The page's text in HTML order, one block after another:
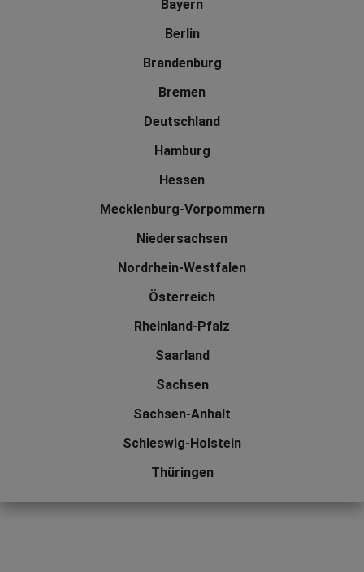
Bayern
Berlin
Brandenburg
Bremen
Deutschland
Hamburg
Hessen
Mecklenburg-Vorpommern
Niedersachsen
Nordrhein-Westfalen
Österreich
Rheinland-Pfalz
Saarland
Sachsen
Sachsen-Anhalt
Schleswig-Holstein
Thüringen